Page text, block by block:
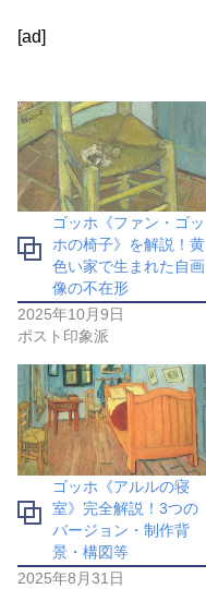
[ad]
ゴッホ《ファン・ゴッ
ホの椅子》を解説！黄
色い家で生まれた自画
像の不在形
2025年10月9日
ポスト印象派
ゴッホ《アルルの寝
室》完全解説！3つの
バージョン・制作背
景・構図等
2025年8月31日